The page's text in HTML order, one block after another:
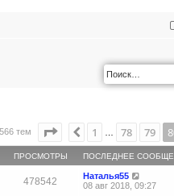
тем Страница 80из 92
Пред.
1 78 79
ПРОСМОТРЫ ПОСЛЕДНЕЕ
478542
Наталья55
08 авг 2018, 09:27